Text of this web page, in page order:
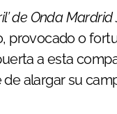
de Onda Mardrid
provocado o
a esta
alargar su